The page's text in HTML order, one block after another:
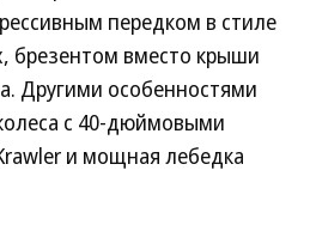
передком в стиле
брезентом вместо крыши
Другими особенностями
с 40-дюймовыми
и мощная лебедка